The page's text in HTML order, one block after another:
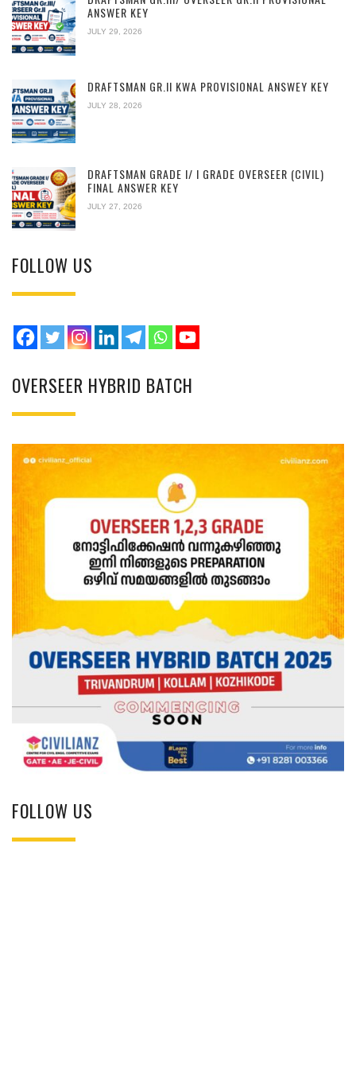
ANSWER KEY
JULY 29, 2026
DRAFTSMAN GR.II KWA PROVISIONAL ANSWEY KEY
JULY 28, 2026
DRAFTSMAN GRADE I/ I GRADE OVERSEER (CIVIL)
FINAL ANSWER KEY
JULY 27, 2026
FOLLOW US
OVERSEER HYBRID BATCH
FOLLOW US